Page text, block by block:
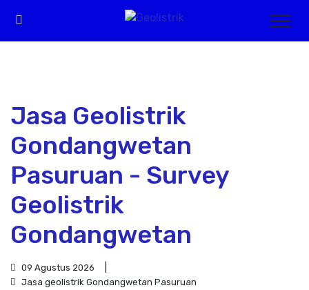
Jasa Geolistrik
Gondangwetan
Pasuruan - Survey
Geolistrik
Gondangwetan
09 Agustus 2026
Jasa geolistrik Gondangwetan Pasuruan